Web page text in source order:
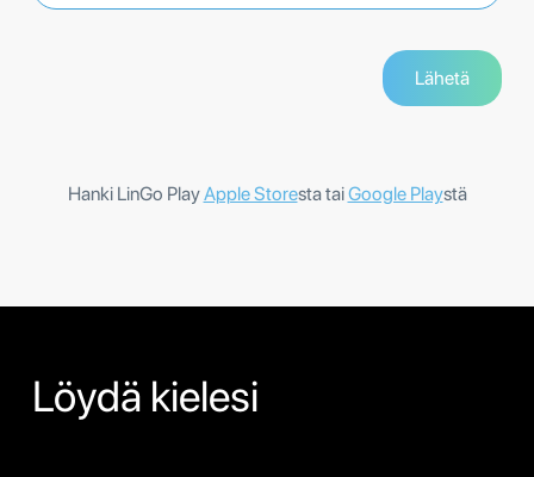
Hanki LinGo PlayApple Storesta taiGoogle Playstä
Löydä kielesi